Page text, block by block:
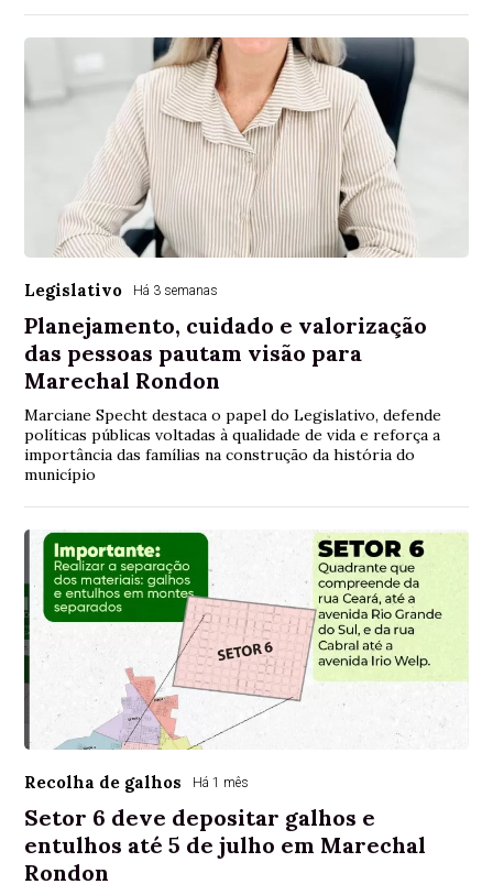
Legislativo Há 3 semanas
Planejamento, cuidado e valorização
das pessoas pautam visão para
Marechal Rondon
Marciane Specht destaca o papel do Legislativo, defende
políticas públicas voltadas à qualidade de vida e reforça a
importância das famílias na construção da história do
município
Recolha de galhos Há 1 mês
Setor 6 deve depositar galhos e
entulhos até 5 de julho em Marechal
Rondon